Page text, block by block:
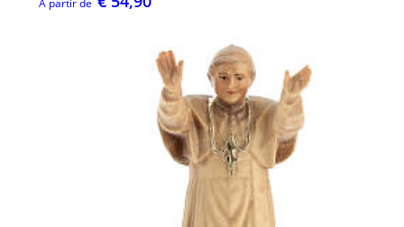
À partir de